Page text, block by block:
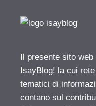
Il presente sito
IsayBlog! la cui
tematici di
contano sul